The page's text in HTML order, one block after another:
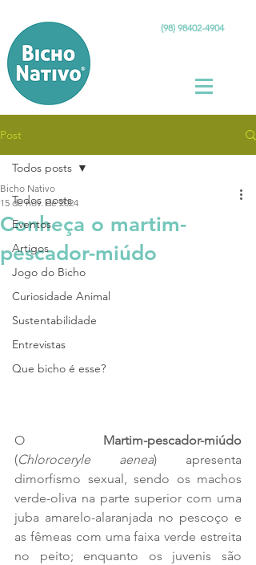
(98) 98402-4904
Post
Todos posts
Eventos
Artigos
Jogo do Bicho
Curiosidade Animal
Sustentabilidade
Entrevistas
Que bicho é esse?
Todos posts
Conheça o martim-
pescador-miúdo
Bicho Nativo
15 de nov. de 2024
O Martim-pescador-miúdo
(Chloroceryle aenea) apresenta
dimorfismo sexual, sendo os machos
verde-oliva na parte superior com uma
juba amarelo-alaranjada no pescoço e
as fêmeas com uma faixa verde estreita
no peito; enquanto os juvenis são